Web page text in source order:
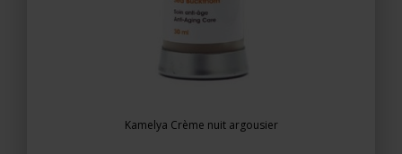
Kamelya Crème nuit argousier